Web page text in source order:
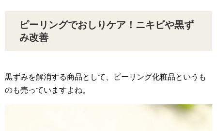
ピーリングでおしりケア！ニキビや黒ず
み改善
黒ずみを解消する商品として、ピーリング化粧品というも
のも売っていますよね。